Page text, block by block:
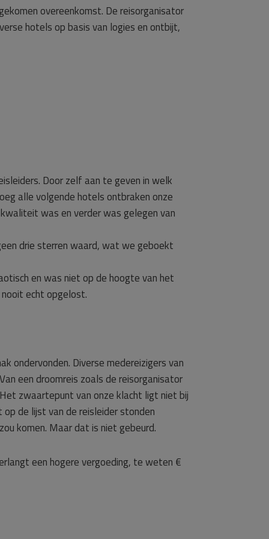
overeenkomst. De reisorganisator
hotels op basis van logies en ontbijt,
Door zelf aan te geven in welk
alle volgende hotels ontbraken onze
was en verder was gelegen van
drie sterren waard, wat we geboekt
en was niet op de hoogte van het
echt opgelost.
ondervonden. Diverse medereizigers van
een droomreis zoals de reisorganisator
zwaartepunt van onze klacht ligt niet bij
de lijst van de reisleider stonden
komen. Maar dat is niet gebeurd.
een hogere vergoeding, te weten €